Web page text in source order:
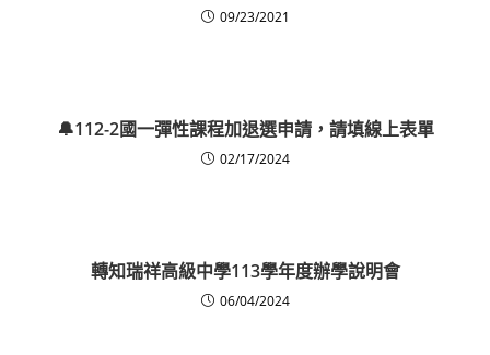
09/23/2021
🔔112-2國一彈性課程加退選申請，請填線上表單
02/17/2024
轉知瑞祥高級中學113學年度辦學說明會
06/04/2024